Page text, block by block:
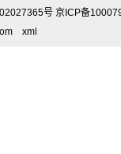
号 京ICP备
xml